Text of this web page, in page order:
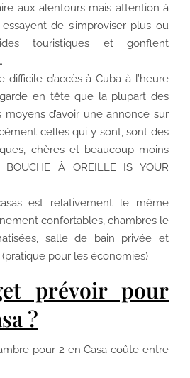
aux alentours mais attention à
de s’improviser plus ou
touristiques et gonflent
d’accès à Cuba à l’heure
en tête que la plupart des
moyens d’avoir une annonce sur
celles qui y sont, sont des
chères et beaucoup moins
BOUCHE À OREILLE IS YOUR
est relativement le même
confortables, chambres le
salle de bain privée et
pour les économies)
prévoir pour
?
pour 2 en Casa coûte entre